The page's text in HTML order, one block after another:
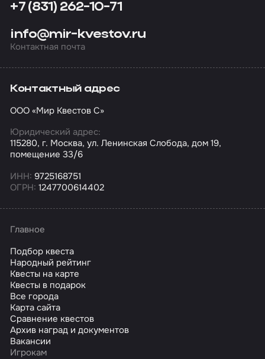
+7 (831) 262-10-71
info@mir-kvestov.ru
Контактная почта
Контактный адрес
ООО «Мир Квестов С»
Юридический адрес:
115280, г. Москва, ул. Ленинская Слобода, дом 19,
помещение 33/6
ИНН: 9725168751
ОГРН: 1247700614402
Главное
Подбор квеста
Народный рейтинг
Квесты на карте
Квесты в подарок
Все города
Карта сайта
Сравнение квестов
Архив наград и документов
Вакансии
Игрокам